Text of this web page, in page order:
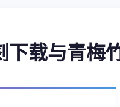
下载与青梅